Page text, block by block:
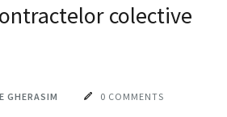
colective
GHERASIM 0 COMMENTS